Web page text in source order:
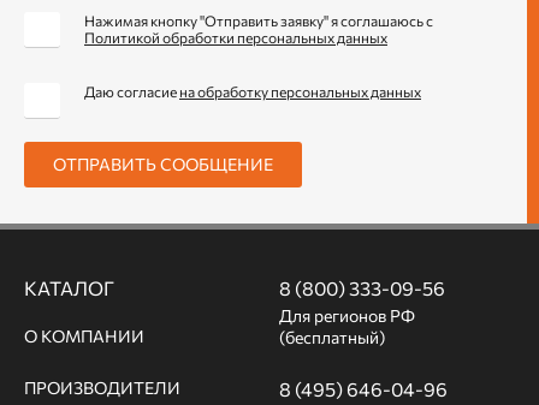
Нажимая кнопку "Отправить заявку" я соглашаюсь с
Политикой обработки персональных данных
Даю согласие на обработку персональных данных
ОТПРАВИТЬ СООБЩЕНИЕ
КАТАЛОГ
О КОМПАНИИ
ПРОИЗВОДИТЕЛИ
8 (800) 333-09-56
Для регионов РФ
(бесплатный)
8 (495) 646-04-96